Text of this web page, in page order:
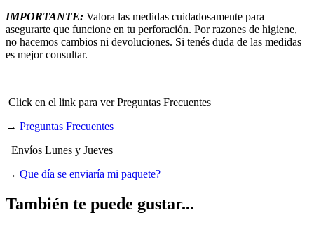
IMPORTANTE: Valora las medidas cuidadosamente para
asegurarte que funcione en tu perforación. Por razones de higiene,
no hacemos cambios ni devoluciones. Si tenés duda de las medidas
es mejor consultar.
Click en el link para ver Preguntas Frecuentes
→ Preguntas Frecuentes
Envíos Lunes y Jueves
→ Que día se enviaría mi paquete?
También te puede gustar...